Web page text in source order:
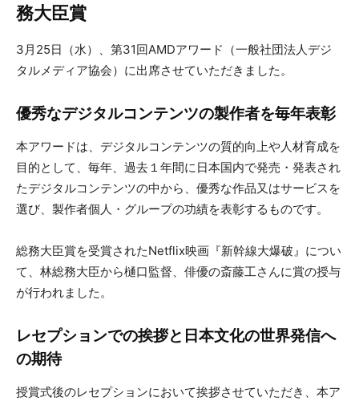
務大臣賞
3月25日（水）、第31回AMDアワード（一般社団法人デジ
タルメディア協会）に出席させていただきました。
優秀なデジタルコンテンツの製作者を毎年表彰
本アワードは、デジタルコンテンツの質的向上や人材育成を
目的として、毎年、過去１年間に日本国内で発売・発表され
たデジタルコンテンツの中から、優秀な作品又はサービスを
選び、製作者個人・グループの功績を表彰するものです。
総務大臣賞を受賞されたNetflix映画『新幹線大爆破』につい
て、林総務大臣から樋口監督、俳優の斎藤工さんに賞の授与
が行われました。
レセプションでの挨拶と日本文化の世界発信へ
の期待
授賞式後のレセプションにおいて挨拶させていただき、本ア